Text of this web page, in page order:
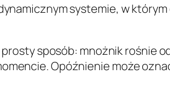
systemie, w
sposób: mnożnik rośnie
Opóźnienie może